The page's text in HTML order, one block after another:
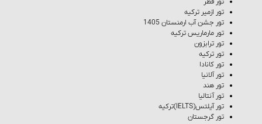
تور ازمیر ترکیه
تور جشن آب ارمنستان 1405
تور مارماریس ترکیه
تور ترابزون
تور ترکیه
تور کانادا
تور آلانیا
تور هند
تور آنتالیا
تور آیلتس(IELTS)ترکیه
تور گرجستان